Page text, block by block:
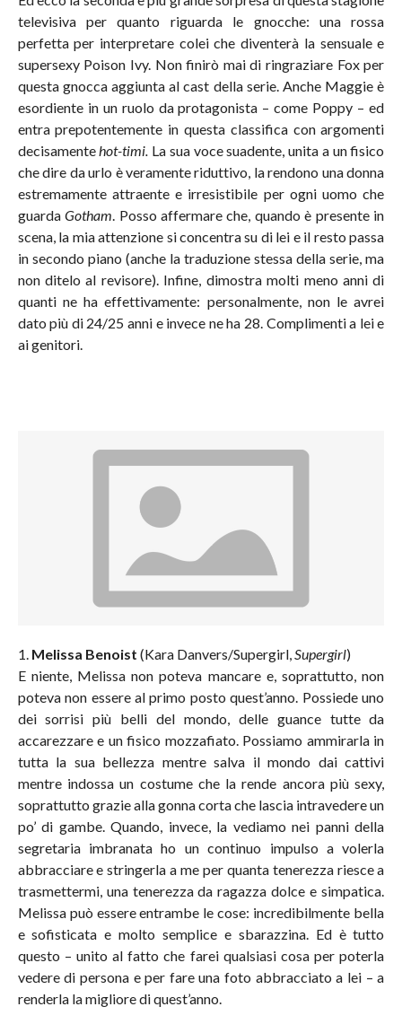
televisiva per quanto riguarda le gnocche: una rossa
perfetta per interpretare colei che diventerà la sensuale e
supersexy Poison Ivy. Non finirò mai di ringraziare Fox per
questa gnocca aggiunta al cast della serie. Anche Maggie è
esordiente in un ruolo da protagonista – come Poppy – ed
entra prepotentemente in questa classifica con argomenti
decisamentehot-timi. La sua voce suadente, unita a un fisico
che dire da urlo è veramente riduttivo, la rendono una donna
estremamente attraente e irresistibile per ogni uomo che
guardaGotham. Posso affermare che, quando è presente in
scena, la mia attenzione si concentra su di lei e il resto passa
in secondo piano (anche la traduzione stessa della serie, ma
non ditelo al revisore). Infine, dimostra molti meno anni di
quanti ne ha effettivamente: personalmente, non le avrei
dato più di 24/25 anni e invece ne ha 28. Complimenti a lei e
ai genitori.
1. Melissa Benoist (Kara Danvers/Supergirl, Supergirl)
E niente, Melissa non poteva mancare e, soprattutto, non
poteva non essere al primo posto quest’anno. Possiede uno
dei sorrisi più belli del mondo, delle guance tutte da
accarezzare e un fisico mozzafiato. Possiamo ammirarla in
tutta la sua bellezza mentre salva il mondo dai cattivi
mentre indossa un costume che la rende ancora più sexy,
soprattutto grazie alla gonna corta che lascia intravedere un
po’ di gambe. Quando, invece, la vediamo nei panni della
segretaria imbranata ho un continuo impulso a volerla
abbracciare e stringerla a me per quanta tenerezza riesce a
trasmettermi, una tenerezza da ragazza dolce e simpatica.
Melissa può essere entrambe le cose: incredibilmente bella
e sofisticata e molto semplice e sbarazzina. Ed è tutto
questo – unito al fatto che farei qualsiasi cosa per poterla
vedere di persona e per fare una foto abbracciato a lei – a
renderla la migliore di quest’anno.